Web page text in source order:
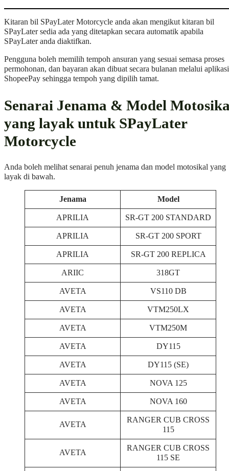
Kitaran bil SPayLater Motorcycle anda akan mengikut kitaran bil
SPayLater sedia ada yang ditetapkan secara automatik apabila
SPayLater anda diaktifkan.
Pengguna boleh memilih tempoh ansuran yang sesuai semasa proses
permohonan, dan bayaran akan dibuat secara bulanan melalui aplikasi
ShopeePay sehingga tempoh yang dipilih tamat.
Senarai Jenama & Model
yang layak untuk SPayLater
Motorcycle
Anda boleh melihat senarai penuh jenama dan model motosikal yang
layak di bawah.
Jenama
Model
APRILIA
SR-GT 200 STANDARD
APRILIA
SR-GT 200 SPORT
APRILIA
SR-GT 200 REPLICA
ARIIC
318GT
AVETA
VS110 DB
AVETA
VTM250LX
AVETA
VTM250M
AVETA
DY115
AVETA
DY115 (SE)
AVETA
NOVA 125
AVETA
NOVA 160
AVETA
RANGER CUB CROSS
115
AVETA
RANGER CUB CROSS
115 SE